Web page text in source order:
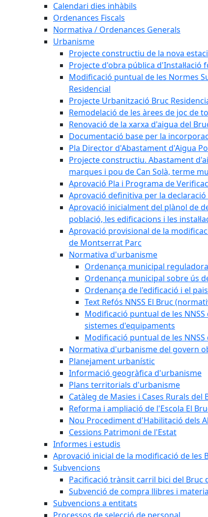
Calendari dies inhàbils
Ordenances Fiscals
Normativa / Ordenances Generals
Urbanisme
Projecte constructiu de la nova
Projecte d'obra pública
Modificació puntual de les Normes
Residencial
Projecte Urbanització Bruc
Remodelació de les àrees de joc de
Renovació de la xarxa d'aigua del
Documentació base per la
Pla Director d'Abastament d'Aigua
Projecte constructiu. Abastament
marques i pou de Can Solà, terme
Aprovació Pla i Programa de
Aprovació definitiva per la
Aprovació inicialment del plànol de
població, les edificacions i les
Aprovació provisional de la
de Montserrat Parc
Normativa d'urbanisme
Ordenança municipal
Ordenança municipal sobre ús
Ordenança de l'edificació i el
Text Refós NNSS El Bruc
Modificació puntual de les
sistemes d'equipaments
Modificació puntual de les
Normativa d'urbanisme del govern
Planejament urbanístic
Informació geogràfica d'urbanisme
Plans territorials d'urbanisme
Catàleg de Masies i Cases Rurals del
Reforma i ampliació de l'Escola El
Nou Procediment d'Habilitació dels
Cessions Patrimoni de l'Estat
Informes i estudis
Aprovació inicial de la modificació de les
Subvencions
Pacificació trànsit carril bici del Bruc
Subvenció de compra llibres i
Subvencions a entitats